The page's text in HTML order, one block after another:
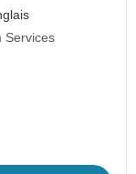
Services